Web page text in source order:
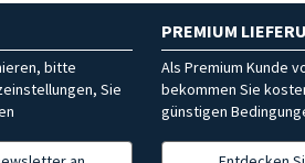
bitte
Sie
PREMIUM
Als Premium Kunde
bekommen Sie
günstigen